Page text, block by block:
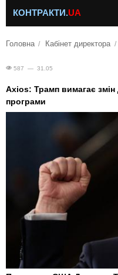
КОНТРАКТИ.UA
Головна Кабінет директора
587 — 31.05
Axios: Трамп вимагає
програми